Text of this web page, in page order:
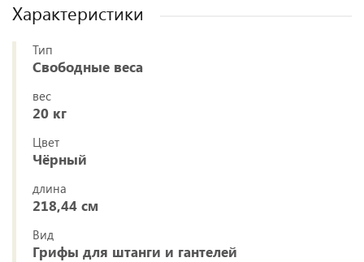
Характеристики
Тип
Свободные веса
вес
20 кг
Цвет
Чёрный
длина
218,44 см
Вид
Грифы для штанги и гантелей